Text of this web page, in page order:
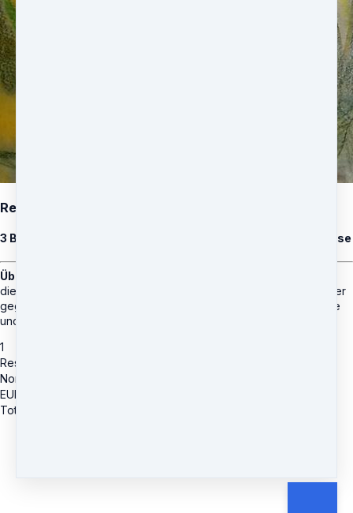
Resilienz und innere Stärke
3 Basispakete, Fragenbeantwortung und Corona-Notfallkurse
Übungen, die das rhythmische System resistenter machen
die Atmung und den Kreislauf stärken und dich widerstandsfähiger
gegen Angriffe von aussen machen. Auch zur Grippe-Prophylaxe
und Erholung von Corona-Erkrankungen geeignet.
1
Resilienz und innere Stärke
Normalpreis
EUR
Total due